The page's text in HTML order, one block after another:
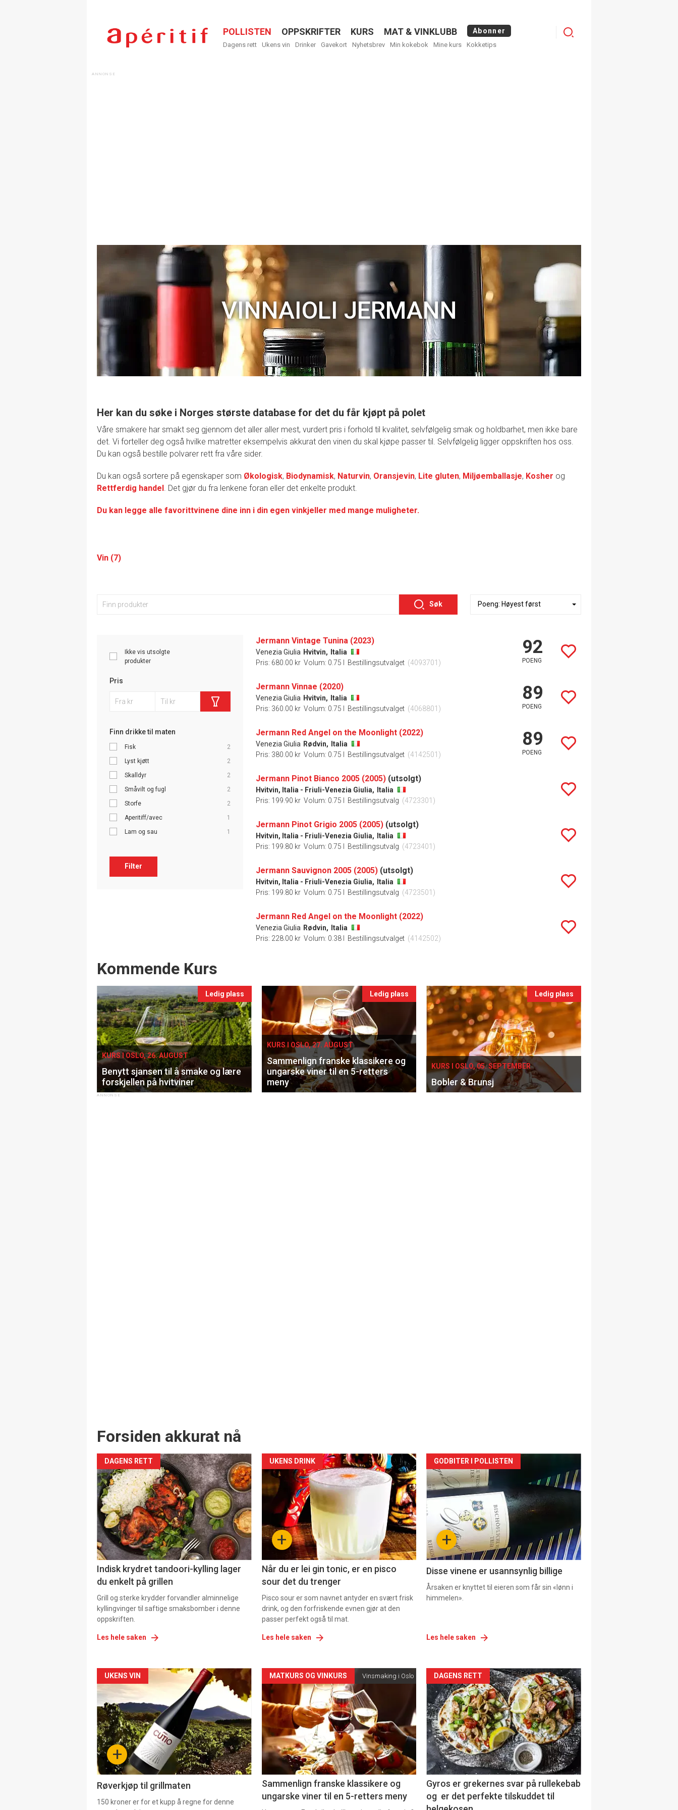
Menu
POLLISTEN OPPSKRIFTER KURS MAT & VINKLUBB Abonner
Dagens rett Ukens vin Drinker Gavekort Nyhetsbrev Min kokebok Mine kurs Kokketips
Logg
VINNAIOLI JERMANN
Her kan du søke i Norges største database for det du får kjøpt på polet
Våre smakere har smakt seg gjennom det aller aller mest, vurdert pris i forhold til kvalitet, selvfølgelig smak og holdbarhet, men ikke bare
det. Vi forteller deg også hvilke matretter eksempelvis akkurat den vinen du skal kjøpe passer til. Selvfølgelig ligger oppskriften hos oss.
Du kan også bestille polvarer rett fra våre sider.
Du kan også sortere på egenskaper som Økologisk, Biodynamisk, Naturvin, Oransjevin, Lite gluten, Miljøemballasje, Kosher og
Rettferdig handel. Det gjør du fra lenkene foran eller det enkelte produkt.
Du kan legge alle favorittvinene dine inn i din egen vinkjeller med mange muligheter.
Vin (7)
Søk
Ikke vis utsolgte
produkter
Pris
Finn drikke til maten
Fisk
2
Lyst kjøtt
2
Skalldyr
2
Småvilt og fugl
2
Storfe
2
Aperitiff/avec
1
Lam og sau
1
Filter
Jermann Vintage Tunina (2023)
Venezia Giulia Hvitvin,
Italia
Pris: 680.00 kr Volum: 0.75 l Bestillingsutvalget (4093701)
92
POENG
Jermann Vinnae (2020)
Venezia Giulia Hvitvin,
Italia
Pris: 360.00 kr Volum: 0.75 l Bestillingsutvalget (4068801)
89
POENG
Jermann Red Angel on the Moonlight (2022)
Venezia Giulia Rødvin,
Italia
Pris: 380.00 kr Volum: 0.75 l Bestillingsutvalget (4142501)
89
POENG
Jermann Pinot Bianco 2005 (2005) (utsolgt)
Hvitvin, Italia - Friuli-Venezia Giulia,
Italia
Pris: 199.90 kr Volum: 0.75 l Bestillingsutvalg (4723301)
Jermann Pinot Grigio 2005 (2005) (utsolgt)
Hvitvin, Italia - Friuli-Venezia Giulia,
Italia
Pris: 199.80 kr Volum: 0.75 l Bestillingsutvalg (4723401)
Jermann Sauvignon 2005 (2005) (utsolgt)
Hvitvin, Italia - Friuli-Venezia Giulia,
Italia
Pris: 199.80 kr Volum: 0.75 l Bestillingsutvalg (4723501)
Jermann Red Angel on the Moonlight (2022)
Venezia Giulia Rødvin,
Italia
Pris: 228.00 kr Volum: 0.38 l Bestillingsutvalget (4142502)
Events
Kommende Kurs
Ledig plass
KURS I OSLO, 26. AUGUST
Benytt sjansen til å smake og lære
forskjellen på hvitviner
Ledig plass
KURS I OSLO, 27. AUGUST
Sammenlign franske klassikere og
ungarske viner til en 5-retters
meny
Ledig plass
KURS I OSLO, 05. SEPTEMBER
Bobler & Brunsj
Forsiden akkurat nå
DAGENS RETT
Indisk krydret tandoori-kylling lager
du enkelt på grillen
Grill og sterke krydder forvandler alminnelige
kyllingvinger til saftige smaksbomber i denne
oppskriften.
Les hele saken
Forsiden
akkurat
nå
-
+
UKENS DRINK
Når du er lei gin tonic, er en pisco
sour det du trenger
Pisco sour er som navnet antyder en svært frisk
drink, og den forfriskende evnen gjør at den
passer perfekt også til mat.
Les hele saken
Forsiden
akkurat
nå
3 +
GODBITER I POLLISTEN
Disse vinene er usannsynlig billige
Årsaken er knyttet til eieren som får sin «lønn i
himmelen».
Les hele saken
Forsiden
akkurat
nå
-
4 +
UKENS VIN
Røverkjøp til grillmaten
150 kroner er for et kupp å regne for denne
Forsiden
akkurat
nå
-
5
MATKURS OG VINKURS Vinsmaking i Oslo
Sammenlign franske klassikere og
ungarske viner til en 5-retters meny
Forsiden
akkurat
nå
-
6
DAGENS RETT
Gyros er grekernes svar på rullekebab
og er det perfekte tilskuddet til